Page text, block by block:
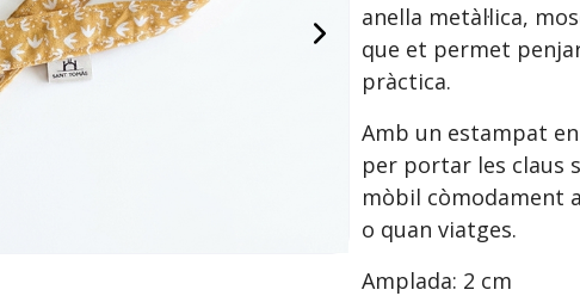
anella metàl·lica,
que et permet
pràctica.
Amb un estampat
per portar les claus
mòbil còmodament
o quan viatges.
Amplada: 2 cm